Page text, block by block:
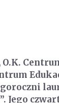
O.K.
Jego